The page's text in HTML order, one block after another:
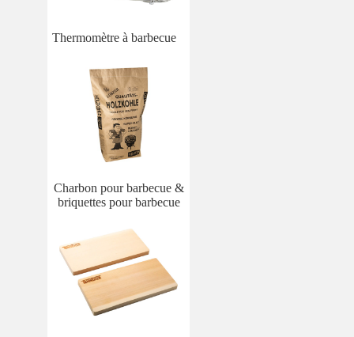
Thermomètre à barbecue
Charbon pour barbecue &
briquettes pour barbecue